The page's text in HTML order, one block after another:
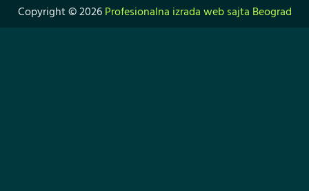
Copyright © 2026Profesionalna izrada web sajta Beograd